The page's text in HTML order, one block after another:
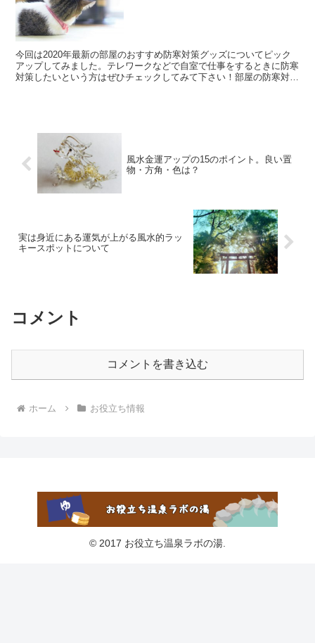
今回は2020年最新の部屋のおすすめ防寒対策グッズについてピック
アップしてみました。テレワークなどで自室で仕事をするときに防寒
対策したいという方はぜひチェックしてみて下さい！部屋の防寒対策
風水金運アップの15のポイント。良い置
物・方角・色は？
実は身近にある運気が上がる風水的ラッ
キースポットについて
コメント
コメントを書き込む
ホーム お役立ち情報
© 2017 お役立ち温泉ラボの湯.